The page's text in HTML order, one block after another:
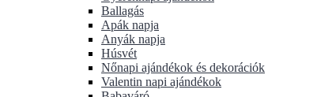
Ballagás
Apák napja
Anyák napja
Húsvét
Nőnapi ajándékok és dekorációk
Valentin napi ajándékok